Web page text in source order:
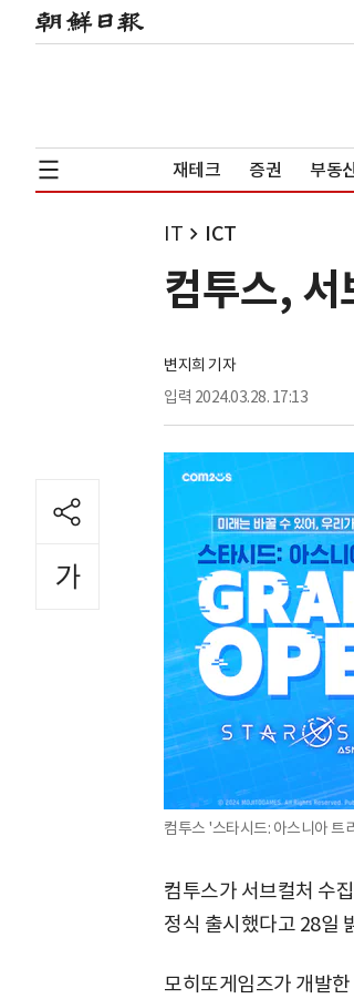
재테크 증권 부동
IT ICT
컴투스,
변지희 기자
입력 2024.03.28. 17:13
컴투스 '스타시드: 아스니아 트
컴투스가 서브컬처 수
정식 출시했다고 28일
모히또게임즈가 개발